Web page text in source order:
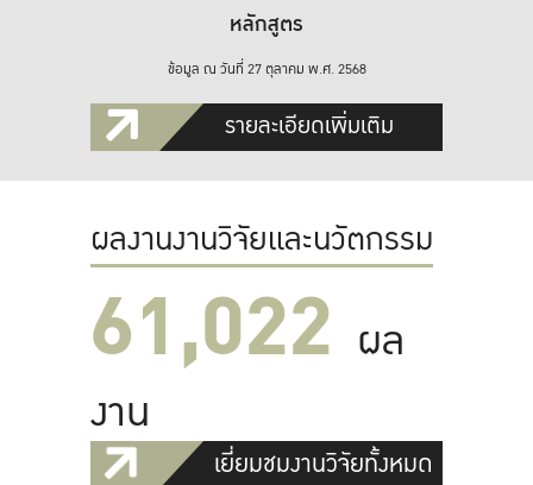
หลักสูตร
ข้อมูล ณ วันที่ 27 ตุลาคม พ.ศ. 2568
รายละเอียดเพิ่มเติม
ผลงานงานวิจัยและนวัตกรรม
61,022 ผล
งาน
เยี่ยมชมงานวิจัยทั้งหมด